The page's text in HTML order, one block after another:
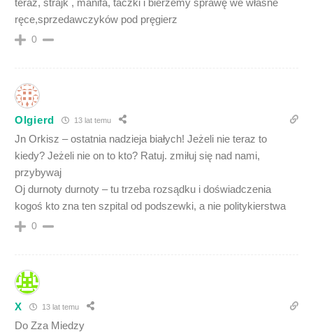
teraz, strajk , manifa, taczki i bierzemy sprawę we własne
ręce,sprzedawczyków pod pręgierz
0
Olgierd 13 lat temu
Jn Orkisz – ostatnia nadzieja białych! Jeżeli nie teraz to
kiedy? Jeżeli nie on to kto? Ratuj. zmiłuj się nad nami,
przybywaj
Oj durnoty durnoty – tu trzeba rozsądku i doświadczenia
kogoś kto zna ten szpital od podszewki, a nie politykierstwa
0
X 13 lat temu
Do Zza Miedzy